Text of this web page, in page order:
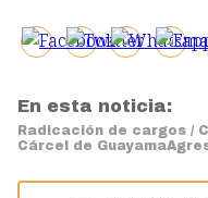
En esta noticia:
Radicación de cargos /
Cárcel de Guayama